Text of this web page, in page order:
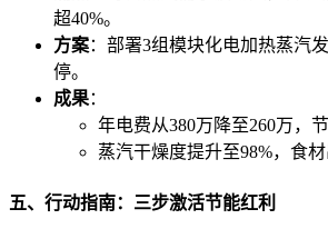
超40%。
方案：部署3组模块化电加热蒸汽
停。
成果：
年电费从380万降至260万，节
蒸汽干燥度提升至98%，食
五、行动指南：三步激活节能红利